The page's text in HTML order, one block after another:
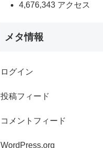
4,676,343 アクセス
メタ情報
ログイン
投稿フィード
コメントフィード
WordPress.org